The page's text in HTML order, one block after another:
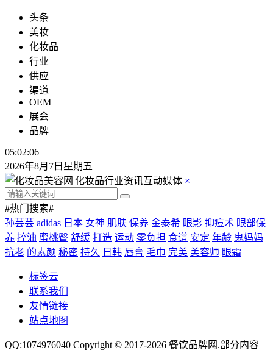
头条
美妆
化妆品
行业
供应
渠道
OEM
展会
品牌
05:02:06
2026年8月7日星期五
×
#热门搜索#
孙芸芸 adidas 日本 女神 肌肤 保养 金泰希 眼影 抑痘术 眼部保
养 控油 蜜桃臀 舒缓 打造 运动 零负担 食谱 安定 年龄 鬼妈妈
抗老 的素颜 秘密 持久 日韩 唇膏 毛巾 完美 美容师 眼霜
标签云
联系我们
友情链接
站点地图
QQ:1074976040 Copyright © 2017-2026 餐饮品牌网 .部分内容